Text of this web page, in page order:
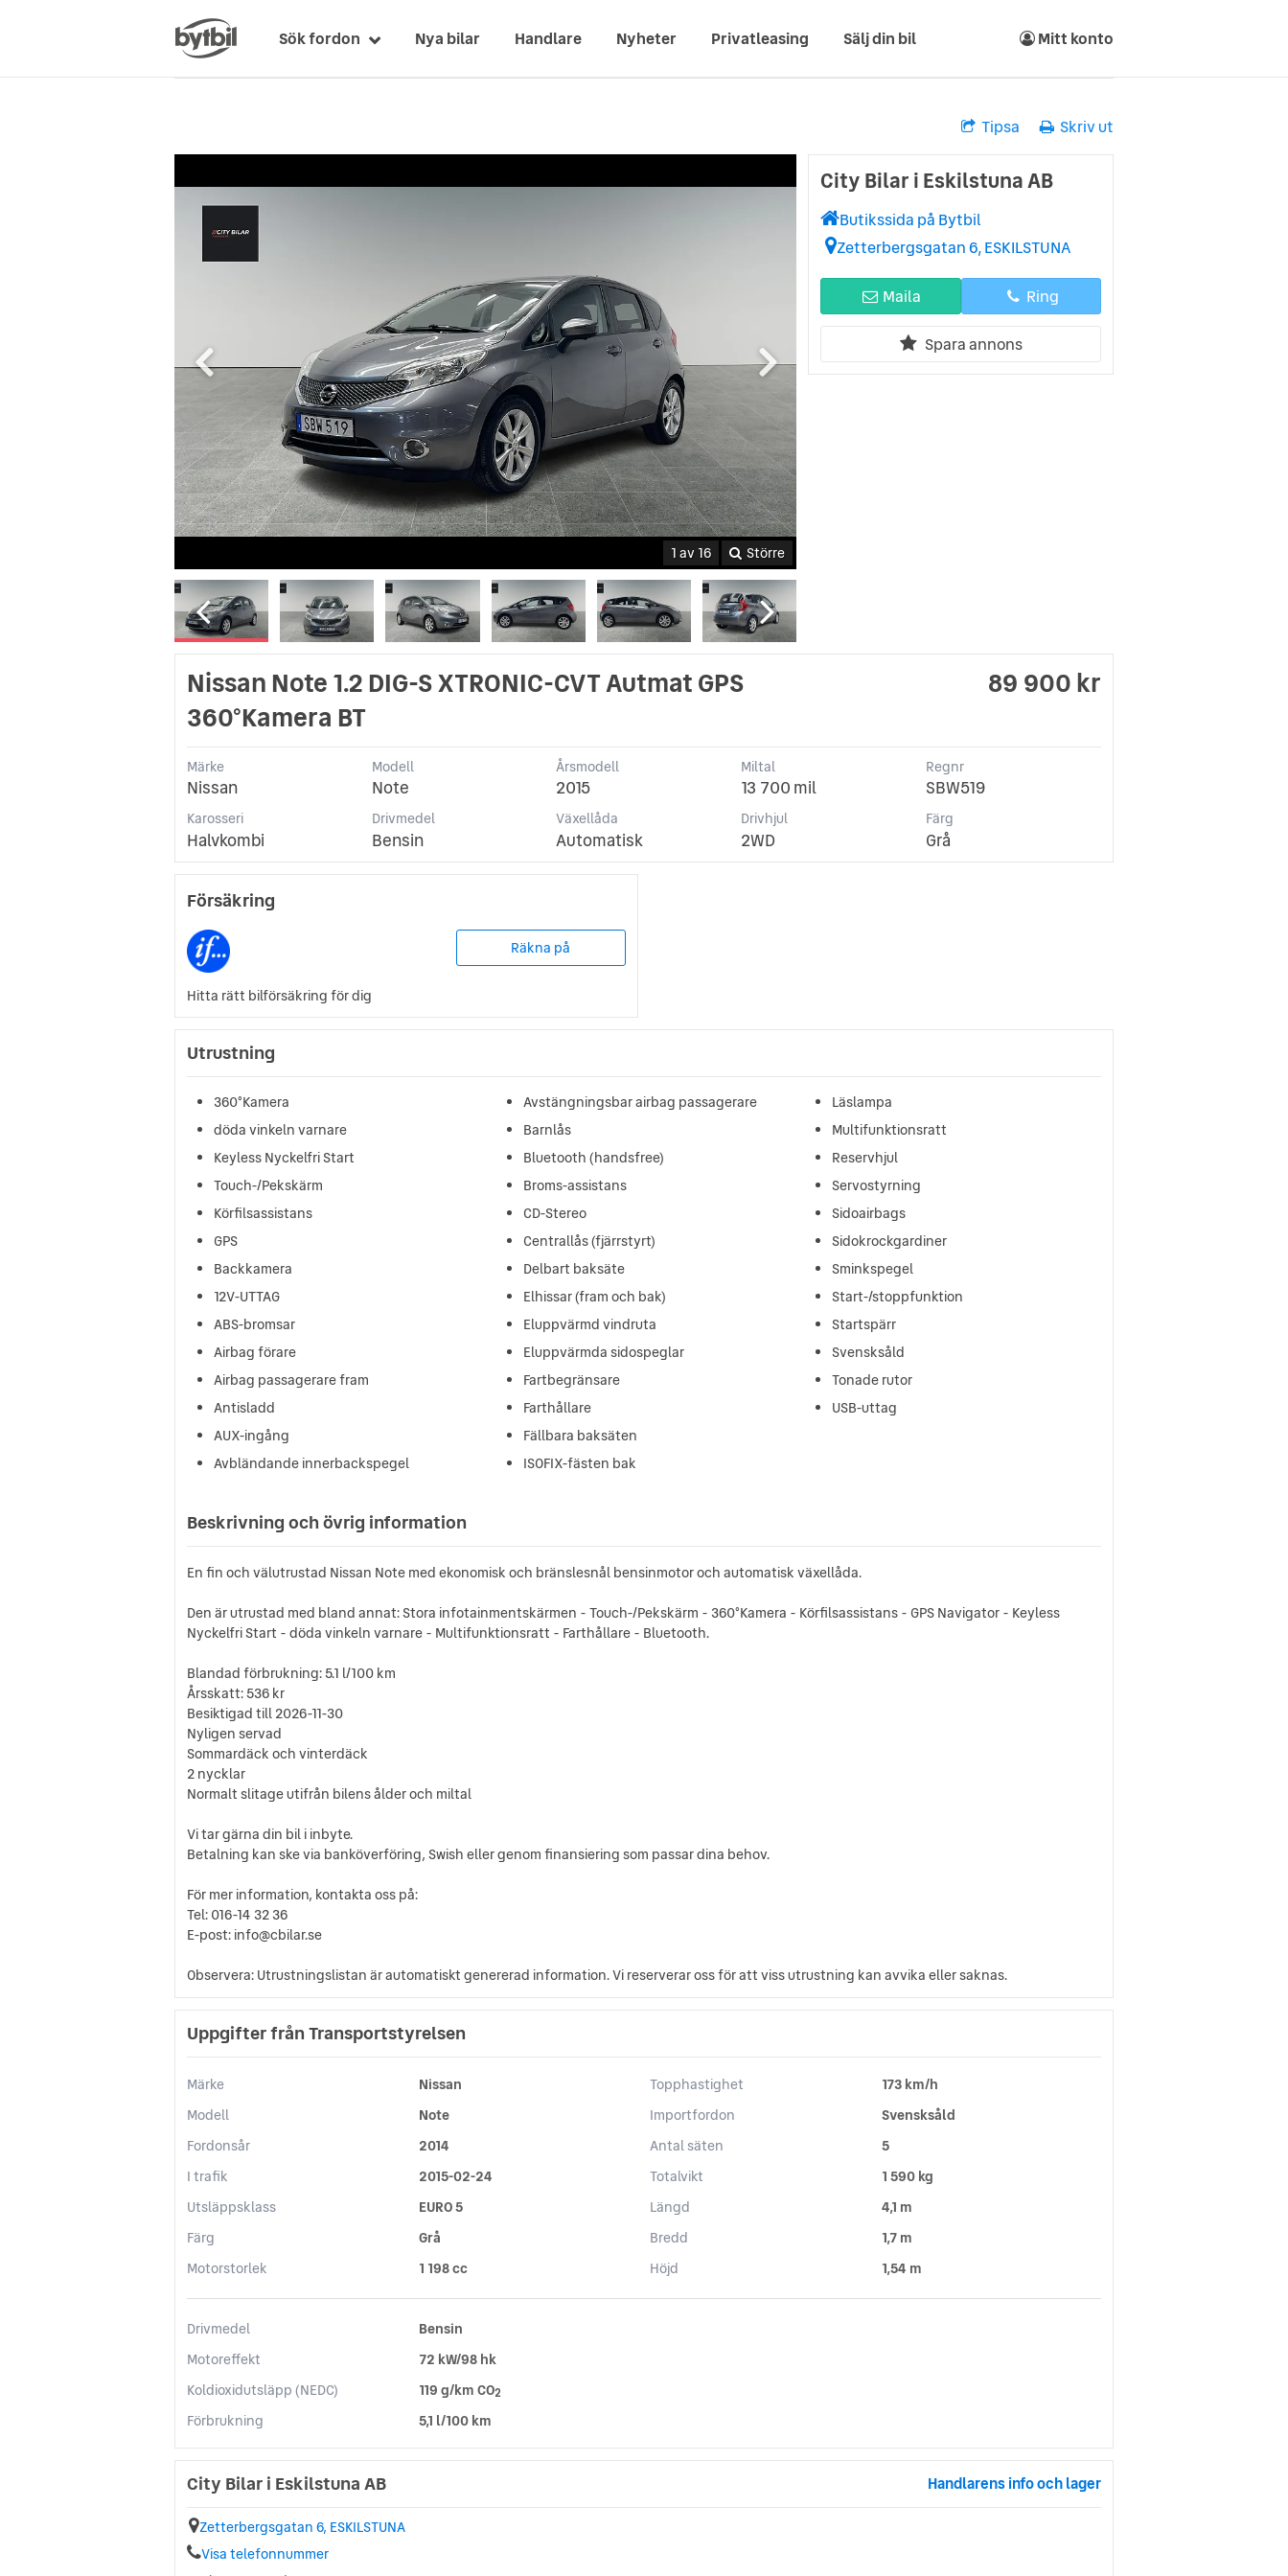
Sök fordon Nya bilar Handlare Nyheter Privatleasing Sälj din bil Mitt konto
Tipsa Skriv ut
1 av 16 Större
City Bilar i Eskilstuna AB
Butikssida på Bytbil
Zetterbergsgatan 6, ESKILSTUNA
Maila Ring
Spara annons
Nissan Note 1.2 DIG-S XTRONIC-CVT Autmat GPS
360°Kamera BT
89 900 kr
Märke
Nissan
Modell
Note
Årsmodell
2015
Miltal
13 700 mil
Regnr
SBW519
Karosseri
Halvkombi
Drivmedel
Bensin
Växellåda
Automatisk
Drivhjul
2WD
Färg
Grå
Försäkring
Räkna på
Hitta rätt bilförsäkring för dig
Utrustning
360°Kamera
döda vinkeln varnare
Keyless Nyckelfri Start
Touch-/Pekskärm
Körfilsassistans
GPS
Backkamera
12V-UTTAG
ABS-bromsar
Airbag förare
Airbag passagerare fram
Antisladd
AUX-ingång
Avbländande innerbackspegel
Avstängningsbar airbag passagerare
Barnlås
Bluetooth (handsfree)
Broms-assistans
CD-Stereo
Centrallås (fjärrstyrt)
Delbart baksäte
Elhissar (fram och bak)
Eluppvärmd vindruta
Eluppvärmda sidospeglar
Fartbegränsare
Farthållare
Fällbara baksäten
ISOFIX-fästen bak
Läslampa
Multifunktionsratt
Reservhjul
Servostyrning
Sidoairbags
Sidokrockgardiner
Sminkspegel
Start-/stoppfunktion
Startspärr
Svensksåld
Tonade rutor
USB-uttag
Beskrivning och övrig information
En fin och välutrustad Nissan Note med ekonomisk och bränslesnål bensinmotor och automatisk växellåda.
Den är utrustad med bland annat: Stora infotainmentskärmen - Touch-/Pekskärm - 360°Kamera - Körfilsassistans - GPS Navigator - Keyless
Nyckelfri Start - döda vinkeln varnare - Multifunktionsratt - Farthållare - Bluetooth.
Blandad förbrukning: 5.1 l/100 km
Årsskatt: 536 kr
Besiktigad till 2026-11-30
Nyligen servad
Sommardäck och vinterdäck
2 nycklar
Normalt slitage utifrån bilens ålder och miltal
Vi tar gärna din bil i inbyte.
Betalning kan ske via banköverföring, Swish eller genom finansiering som passar dina behov.
För mer information, kontakta oss på:
Tel: 016-14 32 36
E-post: info@cbilar.se
Observera: Utrustningslistan är automatiskt genererad information. Vi reserverar oss för att viss utrustning kan avvika eller saknas.
Uppgifter från Transportstyrelsen
Märke
Nissan
Modell
Note
Fordonsår
2014
I trafik
2015-02-24
Utsläppsklass
EURO 5
Färg
Grå
Motorstorlek
1 198 cc
Topphastighet
173 km/h
Importfordon
Svensksåld
Antal säten
5
Totalvikt
1 590 kg
Längd
4,1 m
Bredd
1,7 m
Höjd
1,54 m
Drivmedel
Bensin
Motoreffekt
72 kW/98 hk
Koldioxidutsläpp (NEDC)
119 g/km CO2
Förbrukning 5,1 l/100 km
City Bilar i Eskilstuna AB Handlarens info och lager
Zetterbergsgatan 6, ESKILSTUNA
Visa telefonnummer